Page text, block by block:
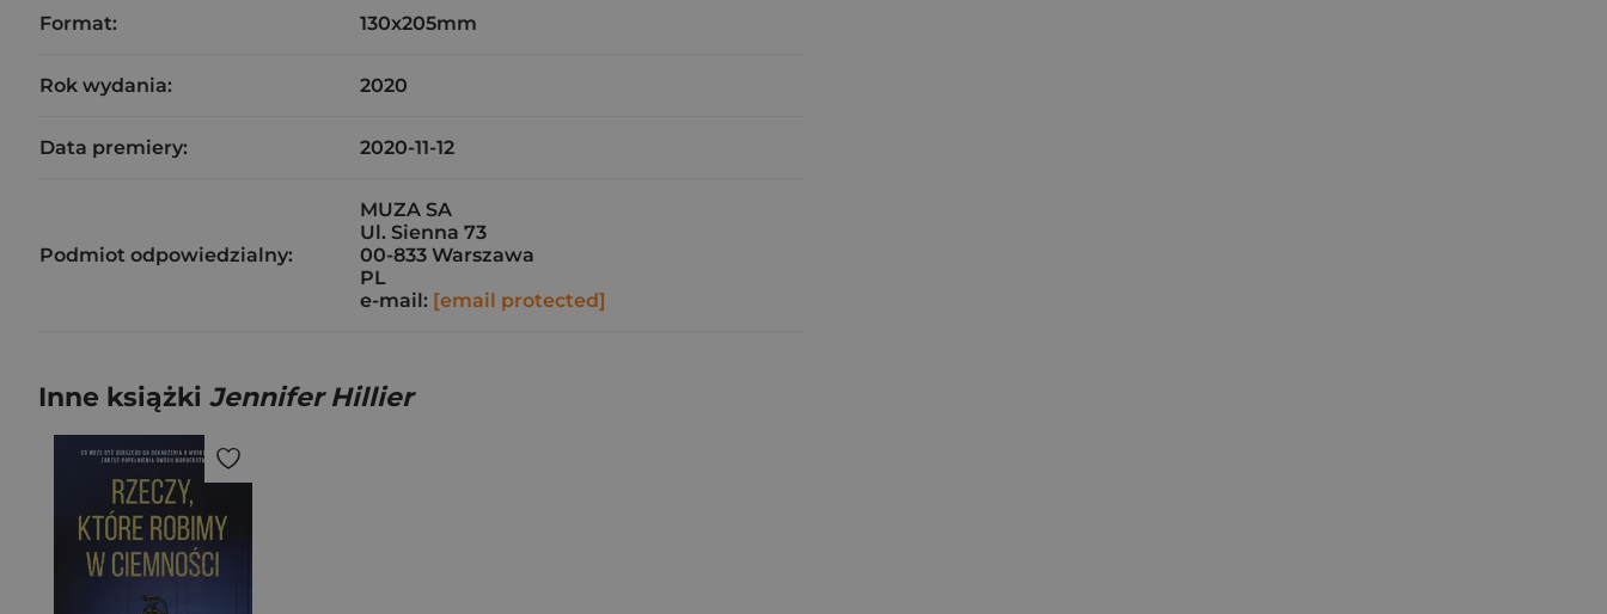
Format: 130x205mm
Rok wydania: 2020
Data premiery: 2020-11-12
Podmiot odpowiedzialny:
MUZA SA
Ul. Sienna 73
00-833 Warszawa
PL
e-mail: [email protected]
Inne książki Jennifer Hillier